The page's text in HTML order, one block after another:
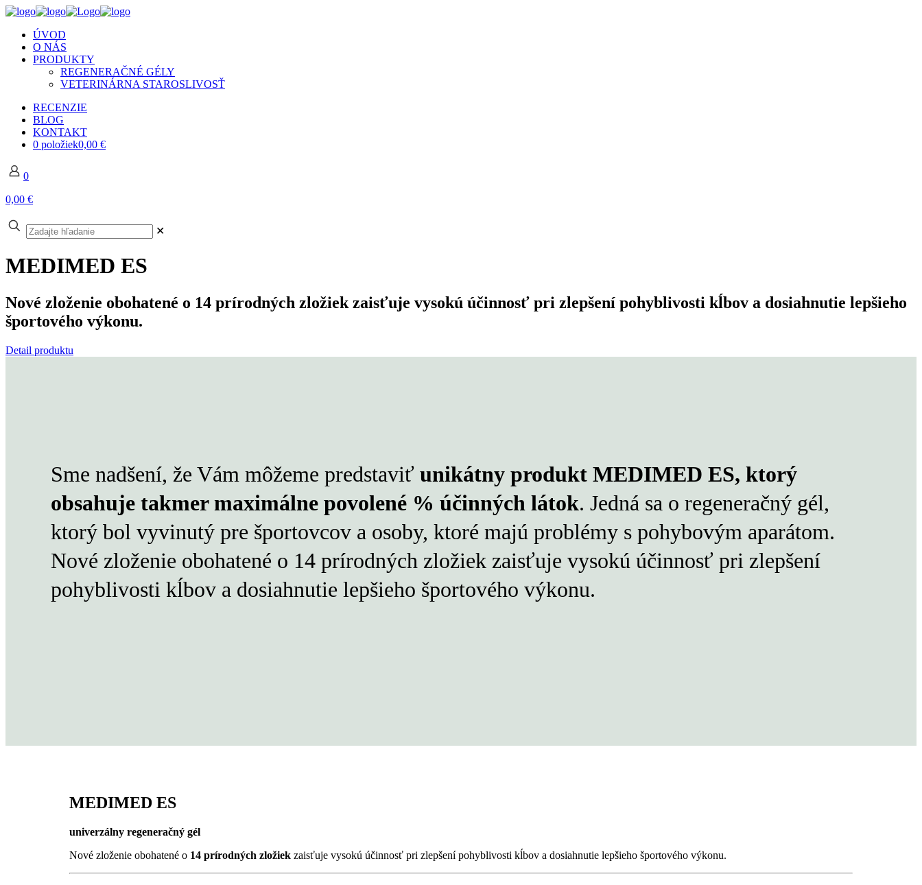
ÚVOD
O NÁS
PRODUKTY
REGENERAČNÉ GÉLY
VETERINÁRNA STAROSLIVOSŤ
RECENZIE
BLOG
KONTAKT
0 položiek0,00 €
0
0,00 €
✕
MEDIMED ES
Nové zloženie obohatené o 14 prírodných zložiek zaisťuje vysokú účinnosť pri zlepšení pohyblivosti kĺbov a dosiahnutie lepšieho
športového výkonu.
Detail produktu
Sme nadšení, že Vám môžeme predstaviťunikátny produkt MEDIMED ES, ktorý
obsahuje takmer maximálne povolené % účinných látok. Jedná sa o regeneračný gél,
ktorý bol vyvinutý pre športovcov a osoby, ktoré majú problémy s pohybovým aparátom.
Nové zloženie obohatené o 14 prírodných zložiek zaisťuje vysokú účinnosť pri zlepšení
pohyblivosti kĺbov a dosiahnutie lepšieho športového výkonu.
MEDIMED ES
univerzálny regeneračný gél
Nové zloženie obohatené o 14 prírodných zložiekzaisťuje vysokú účinnosť pri zlepšení pohyblivosti kĺbov a dosiahnutie lepšieho športového výkonu.